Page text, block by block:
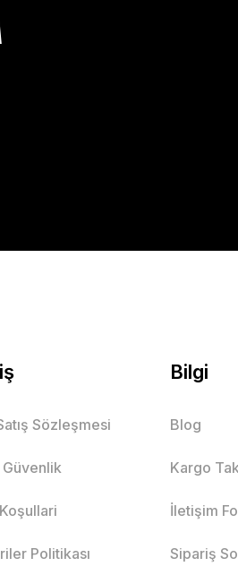
Sözleşmesi
Politikası
Bilgi
Blog
Kargo
İletişim
Sipariş